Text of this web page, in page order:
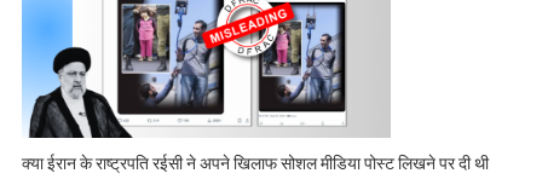
क्या ईरान के राष्ट्रपति रईसी ने अपने खिलाफ सोशल मीडिया पोस्ट लिखने पर दी थी